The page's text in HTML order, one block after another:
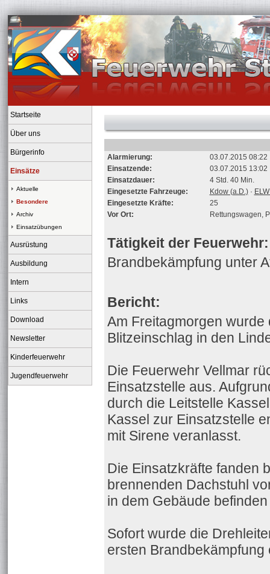
Startseite
Über uns
Bürgerinfo
Einsätze
Aktuelle
Besondere
Archiv
Einsatzübungen
Ausrüstung
Ausbildung
Intern
Links
Download
Newsletter
Kinderfeuerwehr
Jugendfeuerwehr
Alarmierung:
03.07.2015 08:22
Einsatzende:
03.07.2015 13:02
Einsatzdauer:
4 Std. 40 Min.
Eingesetzte Fahrzeuge:
Kdow (a.D.)·
Eingesetzte Kräfte:
25
Vor Ort:
Rettungswagen,
Tätigkeit der Feuerwehr:
Brandbekämpfung unter
Bericht:
Am Freitagmorgen
Blitzeinschlag in den
Die Feuerwehr Vellmar
Einsatzstelle aus.
durch die Leitstelle
Kassel zur Einsatzstelle
mit Sirene veranlasst.
Die Einsatzkräfte fanden
brennenden Dachstuhl
in dem Gebäude
Sofort wurde die
ersten Brandbekämpfung